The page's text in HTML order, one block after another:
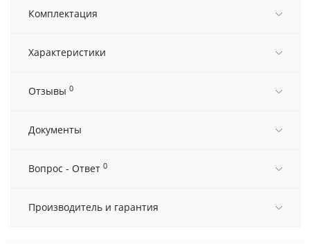
Комплектация
Характеристики
Отзывы 0
Документы
Вопрос - Ответ 0
Производитель и гарантия